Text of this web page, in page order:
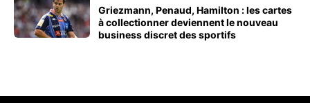
Griezmann, Penaud, Hamilton : les cartes
à collectionner deviennent le nouveau
business discret des sportifs